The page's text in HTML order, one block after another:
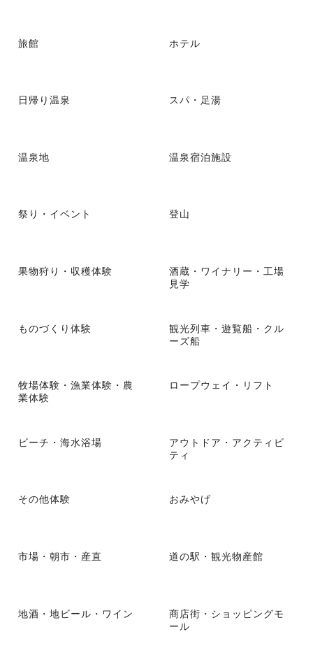
旅館 ホテル
日帰り温泉 スパ・足湯
温泉地 温泉宿泊施設
祭り・イベント 登山
果物狩り・収穫体験
酒蔵・ワイナリー・工場
見学
ものづくり体験
観光列車・遊覧船・クル
ーズ船
牧場体験・漁業体験・農
業体験
ロープウェイ・リフト
ビーチ・海水浴場
アウトドア・アクティビ
ティ
その他体験 おみやげ
市場・朝市・産直 道の駅・観光物産館
地酒・地ビール・ワイン
商店街・ショッピングモ
ール